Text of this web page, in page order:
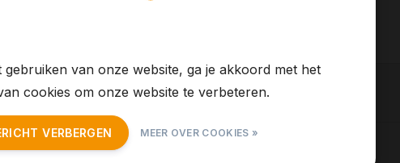
gebruiken van onze website, ga je akkoord met het
cookies om onze website te verbeteren.
VERBERGEN MEER OVER COOKIES »